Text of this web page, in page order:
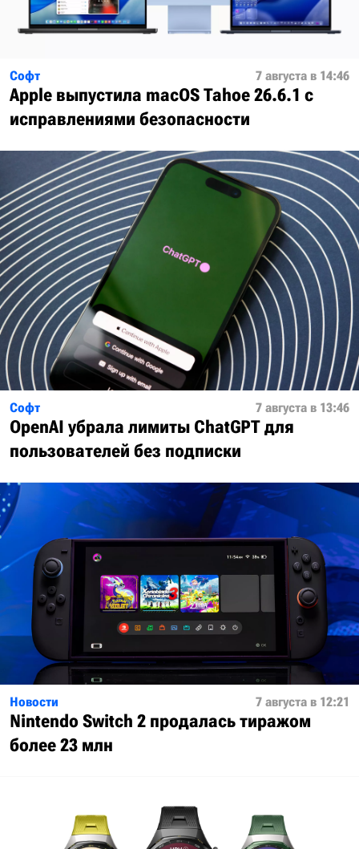
Софт 7 августа в 14:46
Apple выпустила macOS Tahoe 26.6.1 с
исправлениями безопасности
Софт 7 августа в 13:46
OpenAI убрала лимиты ChatGPT для
пользователей без подписки
Новости 7 августа в 12:21
Nintendo Switch 2 продалась тиражом
более 23 млн